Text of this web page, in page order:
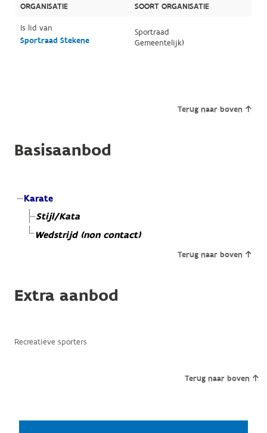
ORGANISATIE
SOORT ORGANISATIE
Is lid van
Sportraad Stekene
Sportraad
Gemeentelijk)
Terug naar boven
Basisaanbod
Karate
Stijl/Kata
Wedstrijd (non contact)
Terug naar boven
Extra aanbod
Recreatieve sporters
Terug naar boven